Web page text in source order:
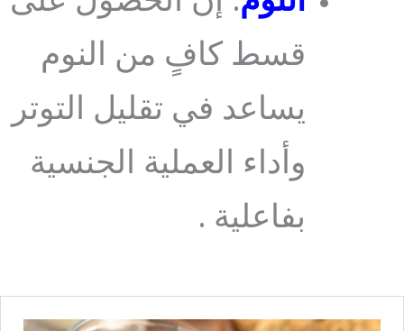
قسط كافٍ من النوم
يساعد في تقليل التوتر
وأداء العملية الجنسية
بفاعلية .